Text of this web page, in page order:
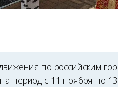
по российским
период с 11 ноября по